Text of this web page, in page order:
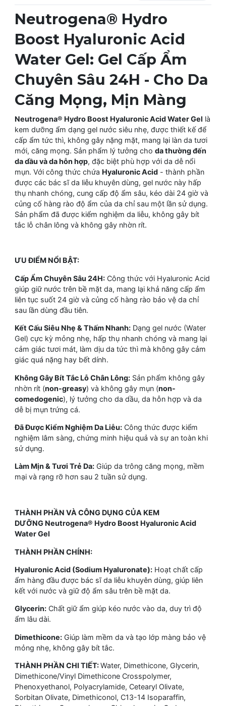
Neutrogena® Hydro
Boost Hyaluronic Acid
Water Gel: Gel Cấp Ẩm
Chuyên Sâu 24H - Cho Da
Căng Mọng, Mịn Màng
Neutrogena® Hydro Boost Hyaluronic Acid Water Gel là
kem dưỡng ẩm dạng gel nước siêu nhẹ, được thiết kế để
cấp ẩm tức thì, không gây nặng mặt, mang lại làn da tươi
mới, căng mọng. Sản phẩm lý tưởng cho da thường đến
da dầu và da hỗn hợp, đặc biệt phù hợp với da dễ nổi
mụn. Với công thức chứa Hyaluronic Acid - thành phần
được các bác sĩ da liễu khuyên dùng, gel nước này hấp
thụ nhanh chóng, cung cấp độ ẩm sâu, kéo dài 24 giờ và
củng cố hàng rào độ ẩm của da chỉ sau một lần sử dụng.
Sản phẩm đã được kiểm nghiệm da liễu, không gây bít
tắc lỗ chân lông và không gây nhờn rít.
ƯU ĐIỂM NỔI BẬT:
Cấp Ẩm Chuyên Sâu 24H: Công thức với Hyaluronic Acid
giúp giữ nước trên bề mặt da, mang lại khả năng cấp ẩm
liên tục suốt 24 giờ và củng cố hàng rào bảo vệ da chỉ
sau lần dùng đầu tiên.
Kết Cấu Siêu Nhẹ & Thấm Nhanh: Dạng gel nước (Water
Gel) cực kỳ mỏng nhẹ, hấp thụ nhanh chóng và mang lại
cảm giác tươi mát, làm dịu da tức thì mà không gây cảm
giác quá nặng hay bết dính.
Không Gây Bít Tắc Lỗ Chân Lông: Sản phẩm không gây
nhờn rít (non-greasy) và không gây mụn (non-
comedogenic), lý tưởng cho da dầu, da hỗn hợp và da
dễ bị mụn trứng cá.
Đã Được Kiểm Nghiệm Da Liễu: Công thức được kiểm
nghiệm lâm sàng, chứng minh hiệu quả và sự an toàn khi
sử dụng.
Làm Mịn & Tươi Trẻ Da: Giúp da trông căng mọng, mềm
mại và rạng rỡ hơn sau 2 tuần sử dụng.
THÀNH PHẦN VÀ CÔNG DỤNG CỦA KEM
DƯỠNG Neutrogena® Hydro Boost Hyaluronic Acid
Water Gel
THÀNH PHẦN CHÍNH:
Hyaluronic Acid (Sodium Hyaluronate): Hoạt chất cấp
ẩm hàng đầu được bác sĩ da liễu khuyên dùng, giúp liên
kết với nước và giữ độ ẩm sâu trên bề mặt da.
Glycerin: Chất giữ ẩm giúp kéo nước vào da, duy trì độ
ẩm lâu dài.
Dimethicone: Giúp làm mềm da và tạo lớp màng bảo vệ
mỏng nhẹ, không gây bít tắc.
THÀNH PHẦN CHI TIẾT:Water, Dimethicone, Glycerin,
Dimethicone/Vinyl Dimethicone Crosspolymer,
Phenoxyethanol, Polyacrylamide, Cetearyl Olivate,
Sorbitan Olivate, Dimethiconol, C13-14 Isoparaffin,